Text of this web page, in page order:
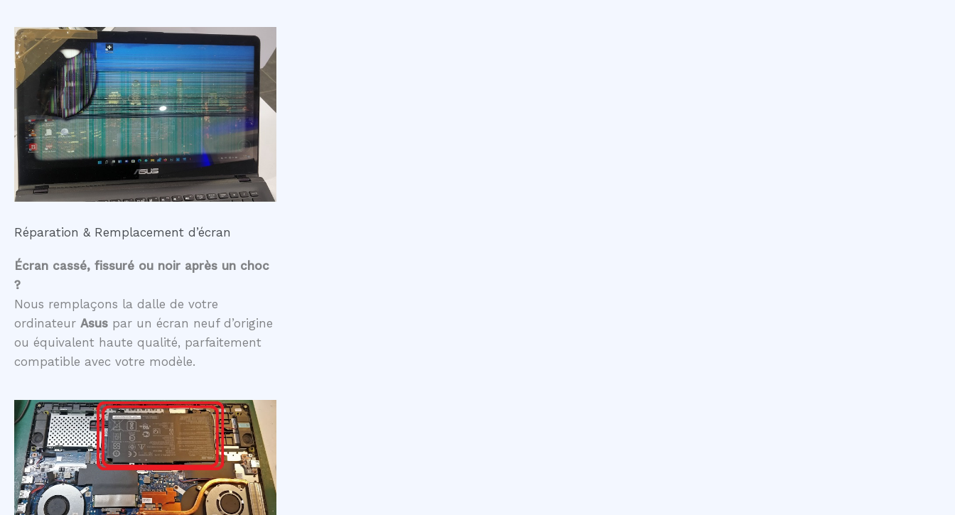
Réparation & Remplacement d’écran
Écran cassé, fissuré ou noir après un choc
?
Nous remplaçons la dalle de votre
ordinateur Asus par un écran neuf d’origine
ou équivalent haute qualité, parfaitement
compatible avec votre modèle.